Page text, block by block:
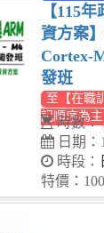
【115
資方案
Cortex-
發班
至【在職
記順序為主
時數：
日期：
時段：
特價：